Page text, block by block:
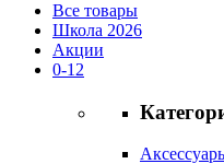
Все товары
Школа 2026
Акции
0-12